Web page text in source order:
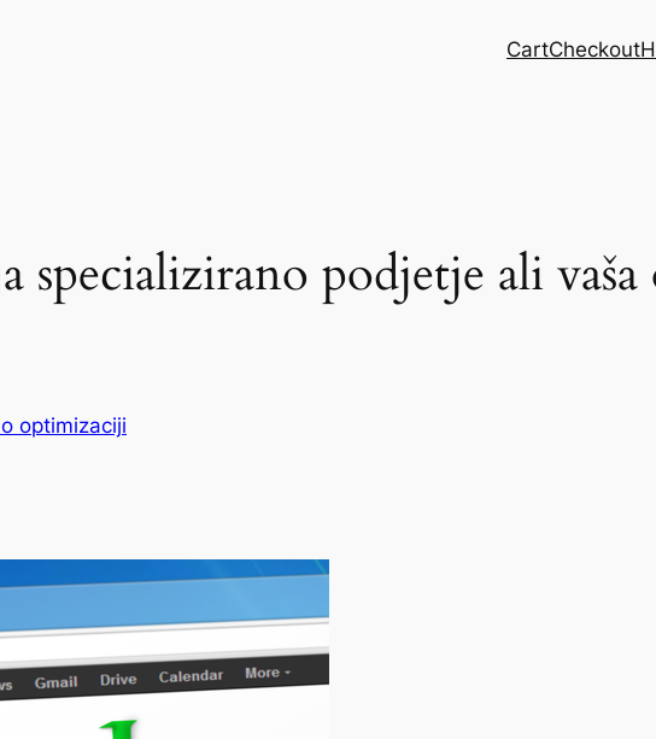
CartCheckout
podjetje ali vaša
optimizaciji